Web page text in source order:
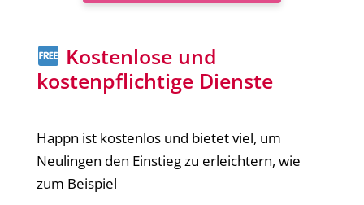
Kostenlose und
kostenpflichtige Dienste
Happn ist kostenlos und bietet viel, um
Neulingen den Einstieg zu erleichtern, wie
zum Beispiel